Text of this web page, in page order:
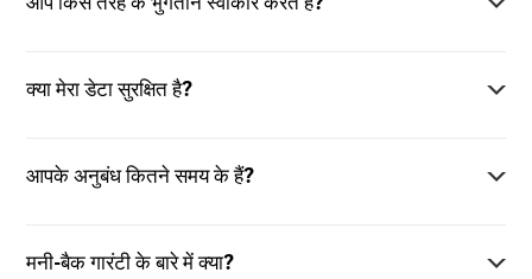
क्या मेरा डेटा सुरक्षित है?
आपके अनुबंध कितने समय के हैं?
मनी-बैक गारंटी के बारे में क्या?